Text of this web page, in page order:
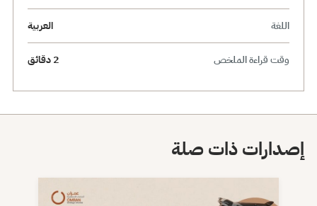
اللغة العربية
وقت قراءة الملخص 2 دقائق
إصدارات ذات صلة